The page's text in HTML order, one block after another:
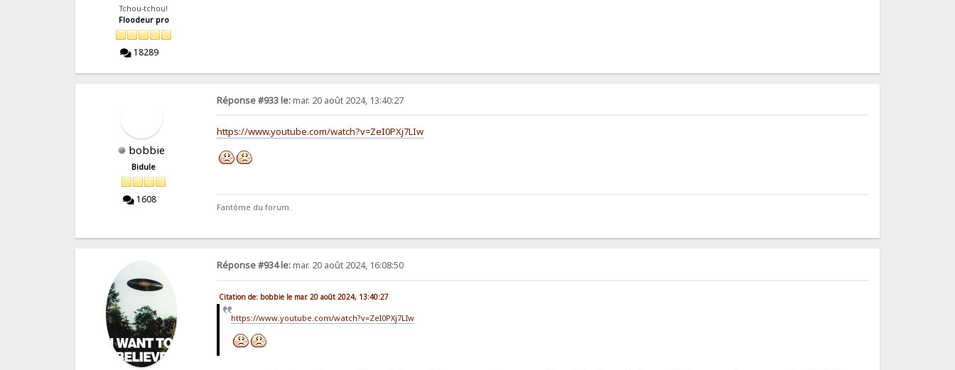
Tchou-tchou!
Floodeur pro
18289
bobbie
Bidule
1608
Réponse #933 le:mar. 20 août 2024, 13:40:27
https://www.youtube.com/watch?v=ZeI0PXj7LIw
Fantôme du forum.
Réponse #934 le:mar. 20 août 2024, 16:08:50
Citation de: bobbie le mar. 20 août 2024, 13:40:27
https://www.youtube.com/watch?v=ZeI0PXj7LIw